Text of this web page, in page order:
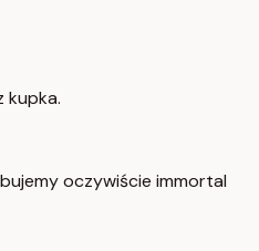
kupka.
oczywiście immortal